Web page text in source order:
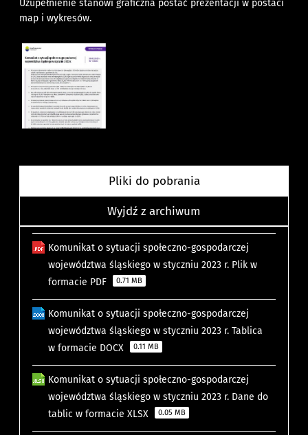
Uzupełnienie stanowi graficzna postać prezentacji w postaci
map i wykresów.
Pliki do pobrania
Wyjdź z archiwum
Komunikat o sytuacji społeczno-gospodarczej
województwa śląskiego w styczniu 2023 r. Plik w
formacie PDF
0.71 MB
Komunikat o sytuacji społeczno-gospodarczej
województwa śląskiego w styczniu 2023 r. Tablica
w formacie DOCX
0.11 MB
Komunikat o sytuacji społeczno-gospodarczej
województwa śląskiego w styczniu 2023 r. Dane do
tablic w formacie XLSX
0.05 MB